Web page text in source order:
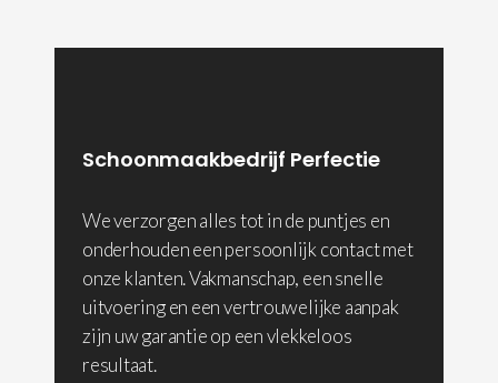
Schoonmaakbedrijf Perfectie
We verzorgen alles tot in de puntjes en
onderhouden een persoonlijk contact met
onze klanten. Vakmanschap, een snelle
uitvoering en een vertrouwelijke aanpak
zijn uw garantie op een vlekkeloos
resultaat.